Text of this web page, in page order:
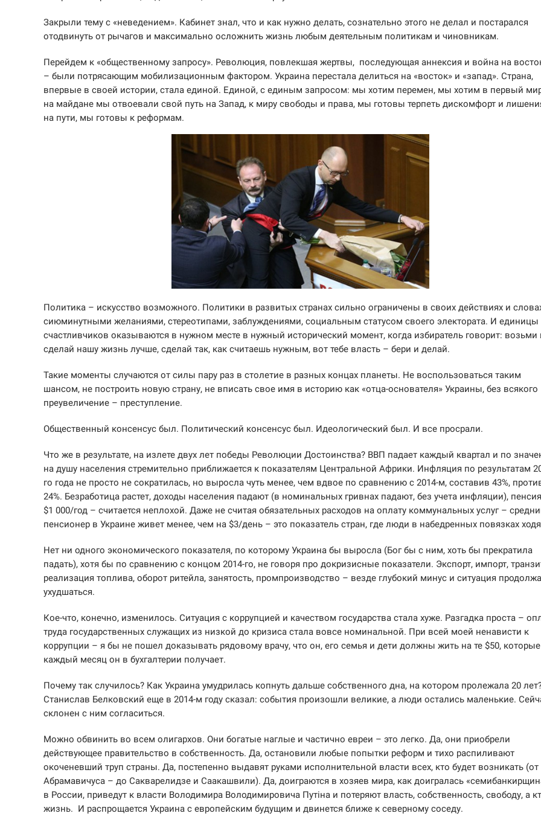
Закрыли тему с «неведением». Кабинет знал, что и как нужно делать, сознательно этого не делал и постарался
отодвинуть от рычагов и максимально осложнить жизнь любым деятельным политикам и чиновникам.
Перейдем к «общественному запросу». Революция, повлекшая жертвы, последующая аннексия и война на
– были потрясающим мобилизационным фактором. Украина перестала делиться на «восток» и «запад». Страна,
впервые в своей истории, стала единой. Единой, с единым запросом: мы хотим перемен, мы хотим в первый
на майдане мы отвоевали свой путь на Запад, к миру свободы и права, мы готовы терпеть дискомфорт и
на пути, мы готовы к реформам.
Политика – искусство возможного. Политики в развитых странах сильно ограничены в своих действиях и
сиюминутными желаниями, стереотипами, заблуждениями, социальным статусом своего электората. И единицы
счастливчиков оказываются в нужном месте в нужный исторический момент, когда избиратель говорит: возьми
сделай нашу жизнь лучше, сделай так, как считаешь нужным, вот тебе власть – бери и делай.
Такие моменты случаются от силы пару раз в столетие в разных концах планеты. Не воспользоваться таким
шансом, не построить новую страну, не вписать свое имя в историю как «отца-основателя» Украины, без всякого
преувеличение – преступление.
Общественный консенсус был. Политический консенсус был. Идеологический был. И все просрали.
Что же в результате, на излете двух лет победы Революции Достоинства? ВВП падает каждый квартал и по
на душу населения стремительно приближается к показателям Центральной Африки. Инфляция по результатам
го года не просто не сократилась, но выросла чуть менее, чем вдвое по сравнению с 2014-м, составив 43%,
24%. Безработица растет, доходы населения падают (в номинальных гривнах падают, без учета инфляции),
$1 000/год – считается неплохой. Даже не считая обязательных расходов на оплату коммунальных услуг –
пенсионер в Украине живет менее, чем на $3/день – это показатель стран, где люди в набедренных повязках
Нет ни одного экономического показателя, по которому Украина бы выросла (Бог бы с ним, хоть бы прекратила
падать), хотя бы по сравнению с концом 2014-го, не говоря про докризисные показатели. Экспорт, импорт,
реализация топлива, оборот ритейла, занятость, промпроизводство – везде глубокий минус и ситуация
ухудшаться.
Кое-что, конечно, изменилось. Ситуация с коррупцией и качеством государства стала хуже. Разгадка проста –
труда государственных служащих из низкой до кризиса стала вовсе номинальной. При всей моей ненависти к
коррупции – я бы не пошел доказывать рядовому врачу, что он, его семья и дети должны жить на те $50, которые
каждый месяц он в бухгалтерии получает.
Почему так случилось? Как Украина умудрилась копнуть дальше собственного дна, на котором пролежала 20
Станислав Белковский еще в 2014-м году сказал: события произошли великие, а люди остались маленькие.
склонен с ним согласиться.
Можно обвинить во всем олигархов. Они богатые наглые и частично евреи – это легко. Да, они приобрели
действующее правительство в собственность. Да, остановили любые попытки реформ и тихо распиливают
окоченевший труп страны. Да, постепенно выдавят руками исполнительной власти всех, кто будет возникать (от
Абрамавичуса – до Сакварелидзе и Саакашвили). Да, доиграются в хозяев мира, как доигралась
в России, приведут к власти Володимира Володимировича Путіна и потеряют власть, собственность, свободу, а
жизнь. И распрощается Украина с европейским будущим и двинется ближе к северному соседу.